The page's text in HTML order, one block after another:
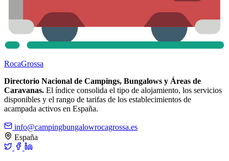
RocaGrossa
Directorio Nacional de Campings, Bungalows y Áreas de
Caravanas. El índice consolida el tipo de alojamiento, los servicios
disponibles y el rango de tarifas de los establecimientos de
acampada activos en España.
info@campingbungalowrocagrossa.es
España